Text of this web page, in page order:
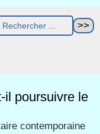
poursuivre le
contemporaine